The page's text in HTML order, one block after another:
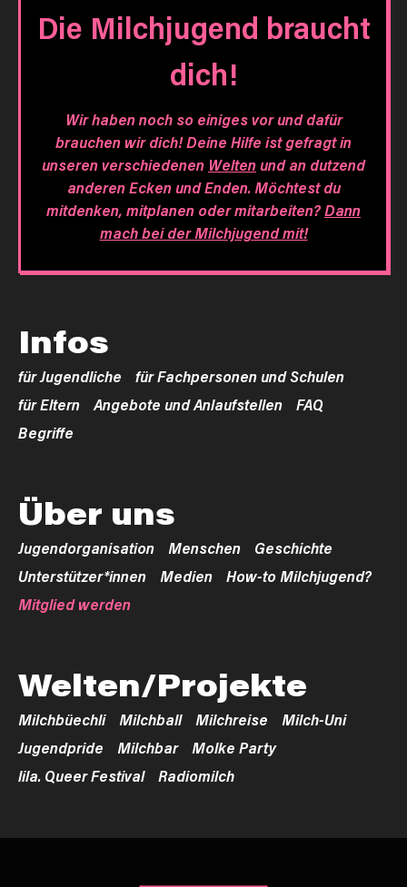
Die Milchjugend braucht
dich!
Wir haben noch so einiges vor und dafür
brauchen wir dich! Deine Hilfe ist gefragt in
unseren verschiedenen Weltenund an dutzend
anderen Ecken und Enden. Möchtest du
mitdenken, mitplanen oder mitarbeiten?Dann
mach bei der Milchjugend mit!
Infos
für Jugendliche
für Fachpersonen und Schulen
für Eltern
Angebote und Anlaufstellen
FAQ
Begriffe
Über uns
Jugendorganisation Menschen
Geschichte
Unterstützer*innen
Medien
How-to Milchjugend?
Mitglied werden
Welten/Projekte
Milchbüechli Milchball Milchreise
Milch-Uni
Jugendpride
Milchbar
Molke Party
lila. Queer Festival
Radiomilch